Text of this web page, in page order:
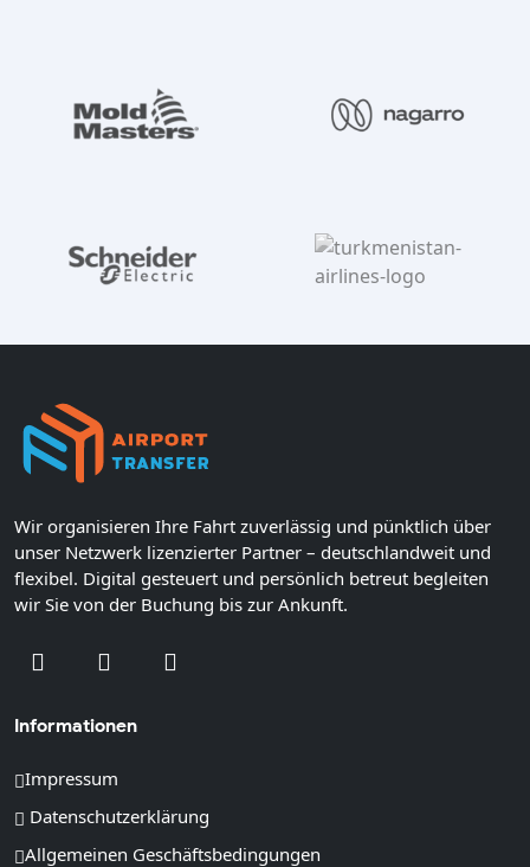
Wir organisieren Ihre Fahrt zuverlässig und pünktlich über
unser Netzwerk lizenzierter Partner – deutschlandweit und
flexibel. Digital gesteuert und persönlich betreut begleiten
wir Sie von der Buchung bis zur Ankunft.
Informationen
Impressum
Datenschutzerklärung
Allgemeinen Geschäftsbedingungen